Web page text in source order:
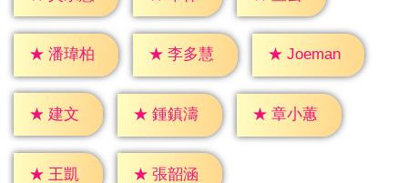
★ 潘瑋柏 ★ 李多慧 ★ Joeman
★ 建文 ★ 鍾鎮濤 ★ 章小蕙
★ 王凱 ★ 張韶涵